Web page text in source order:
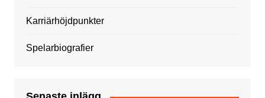
Karriärhöjdpunkter
Spelarbiografier